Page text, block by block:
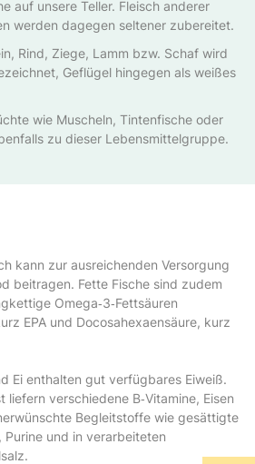
auf unsere Teller. Fleisch anderer
werden dagegen seltener zubereitet.
Rind, Ziege, Lamm bzw. Schaf wird
Geflügel hingegen als weißes
wie Muscheln, Tintenfische oder
zu dieser Lebensmittelgruppe.
kann zur ausreichenden Versorgung
beitragen. Fette Fische sind zudem
Omega‑3‑Fettsäuren
EPA und Docosahexaensäure, kurz
Ei enthalten gut verfügbares Eiweiß.
liefern verschiedene B‑Vitamine, Eisen
Begleitstoffe wie gesättigte
Purine und in verarbeiteten